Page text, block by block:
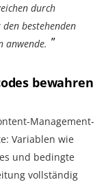
durch
bestehenden
anwende.
bewahren
Management-
Variablen wie
und bedingte
vollständig